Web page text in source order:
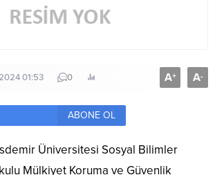
01:53 0 A+ A-
ABONE OL
Üniversitesi Sosyal Bilimler
Mülkiyet Koruma ve Güvenlik